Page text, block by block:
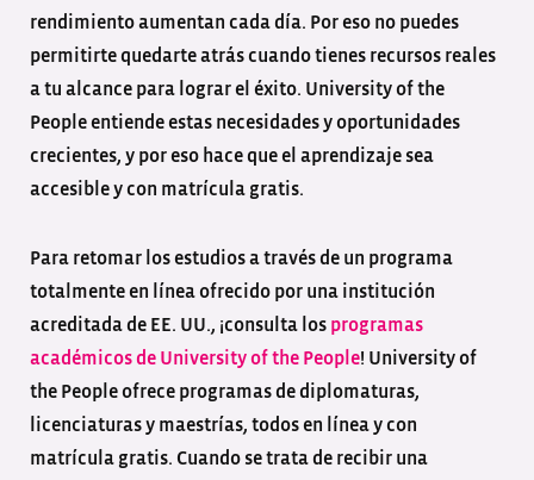
rendimiento aumentan cada día. Por eso no puedes
permitirte quedarte atrás cuando tienes recursos reales
a tu alcance para lograr el éxito. University of the
People entiende estas necesidades y oportunidades
crecientes, y por eso hace que el aprendizaje sea
accesible y con matrícula gratis.
Para retomar los estudios a través de un programa
totalmente en línea ofrecido por una institución
acreditada de EE. UU., ¡consulta los programas
académicos de University of the People! University of
the People ofrece programas de diplomaturas,
licenciaturas y maestrías, todos en línea y con
matrícula gratis. Cuando se trata de recibir una